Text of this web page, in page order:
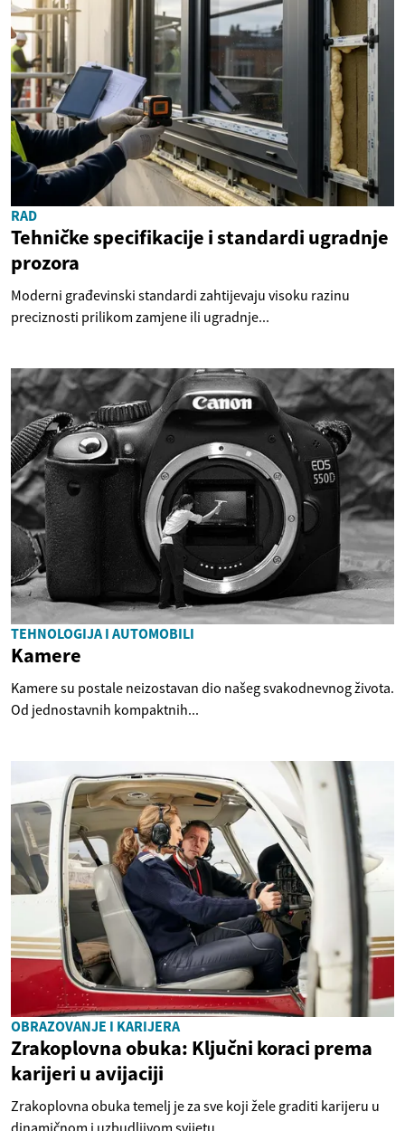
RAD
Tehničke specifikacije i standardi ugradnje
prozora
Moderni građevinski standardi zahtijevaju visoku razinu
preciznosti prilikom zamjene ili ugradnje...
TEHNOLOGIJA I AUTOMOBILI
Kamere
Kamere su postale neizostavan dio našeg svakodnevnog života.
Od jednostavnih kompaktnih...
OBRAZOVANJE I KARIJERA
Zrakoplovna obuka: Ključni koraci prema
karijeri u avijaciji
Zrakoplovna obuka temelj je za sve koji žele graditi karijeru u
dinamičnom i uzbudljivom svijetu...